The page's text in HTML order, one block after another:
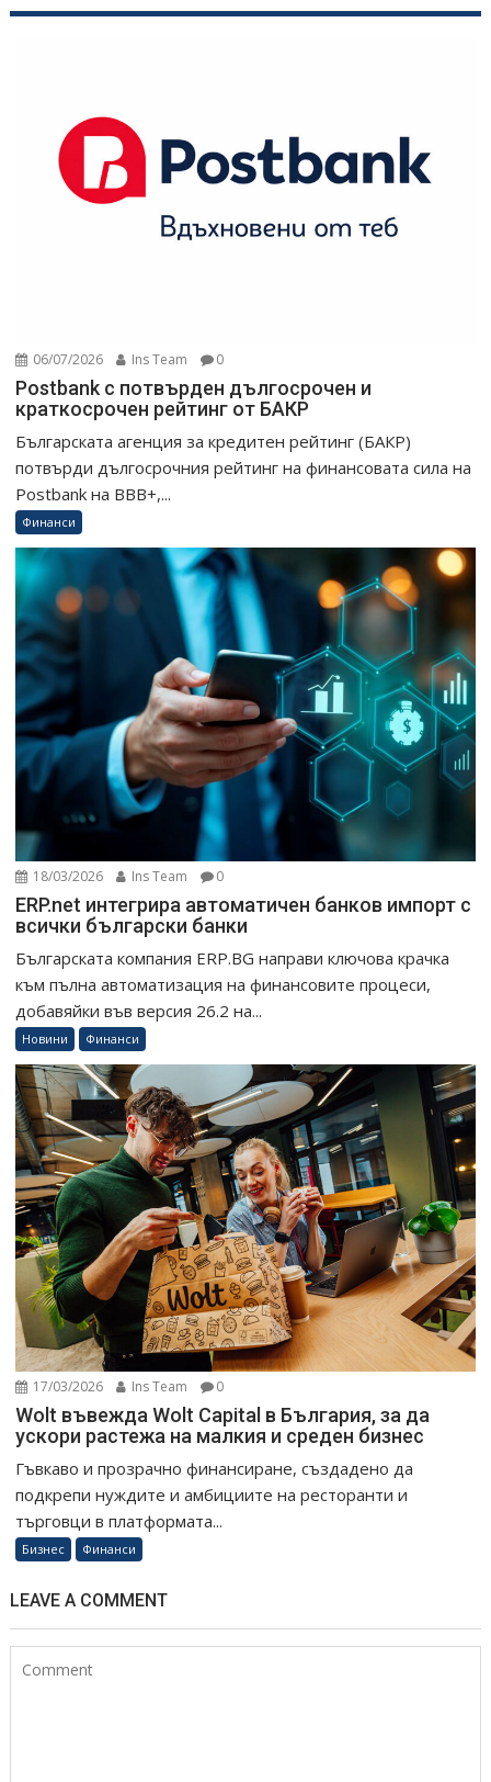
06/07/2026 Ins Team 0
Postbank с потвърден дългосрочен и
краткосрочен рейтинг от БАКР
Българската агенция за кредитен рейтинг (БАКР)
потвърди дългосрочния рейтинг на финансовата сила на
Postbank на BBB+,...
Финанси
18/03/2026 Ins Team 0
ERP.net интегрира автоматичен банков импорт с
всички български банки
Българската компания ERP.BG направи ключова крачка
към пълна автоматизация на финансовите процеси,
добавяйки във версия 26.2 на...
Новини Финанси
17/03/2026 Ins Team 0
Wolt въвежда Wolt Capital в България, за да
ускори растежа на малкия и среден бизнес
Гъвкаво и прозрачно финансиране, създадено да
подкрепи нуждите и амбициите на ресторанти и
търговци в платформата...
Бизнес Финанси
LEAVE A COMMENT